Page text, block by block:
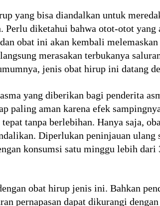
yang bisa diandalkan untuk
Perlu diketahui bahwa otot-otot
obat ini akan kembali
merasakan terbukanya
jenis obat hirup ini datang
yang diberikan bagi penderita
paling aman karena efek
tanpa berlebihan. Hanya saja,
Diperlukan peninjauan ulang
konsumsi satu minggu lebih dari
obat hirup jenis ini. Bahkan
pernapasan dapat dikurangi